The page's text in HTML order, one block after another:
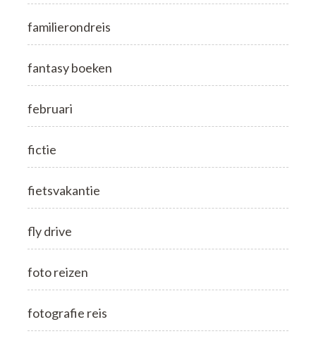
familierondreis
fantasy boeken
februari
fictie
fietsvakantie
fly drive
foto reizen
fotografie reis